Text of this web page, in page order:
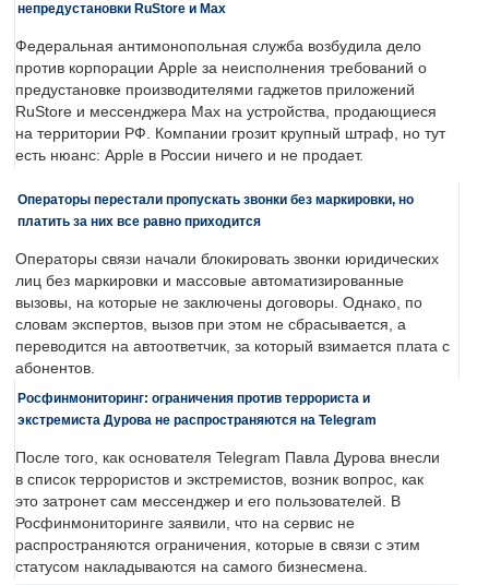
непредустановки RuStore и Max
Федеральная антимонопольная служба возбудила дело
против корпорации Apple за неисполнения требований о
предустановке производителями гаджетов приложений
RuStore и мессенджера Max на устройства, продающиеся
на территории РФ. Компании грозит крупный штраф, но тут
есть нюанс: Apple в России ничего и не продает.
Операторы перестали пропускать звонки без маркировки, но
платить за них все равно приходится
Операторы связи начали блокировать звонки юридических
лиц без маркировки и массовые автоматизированные
вызовы, на которые не заключены договоры. Однако, по
словам экспертов, вызов при этом не сбрасывается, а
переводится на автоответчик, за который взимается плата с
абонентов.
Росфинмониторинг: ограничения против террориста и
экстремиста Дурова не распространяются на Telegram
После того, как основателя Telegram Павла Дурова внесли
в список террористов и экстремистов, возник вопрос, как
это затронет сам мессенджер и его пользователей. В
Росфинмониторинге заявили, что на сервис не
распространяются ограничения, которые в связи с этим
статусом накладываются на самого бизнесмена.